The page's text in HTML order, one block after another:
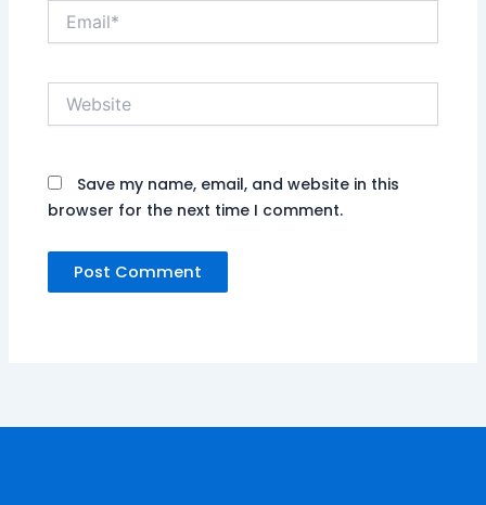
Email*
Save my name, email, and website in this
browser for the next time I comment.